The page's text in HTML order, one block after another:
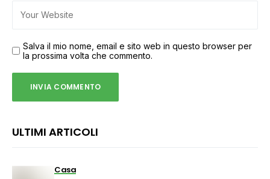
Salva il mio nome, email e sito web in questo browser per
la prossima volta che commento.
ULTIMI ARTICOLI
Casa